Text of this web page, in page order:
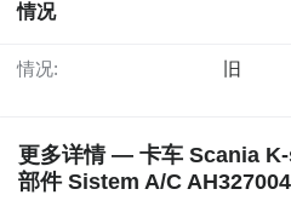
情况
情况: 旧
更多详情 — 卡车 Scania
部件 Sistem A/C